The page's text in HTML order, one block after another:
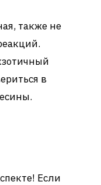
также не
в
Если